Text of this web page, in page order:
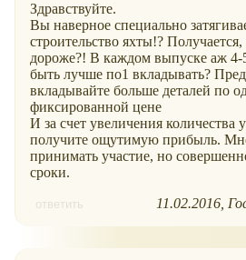
Здравствуйте.
Вы наверное специально
строительство яхты!?
дороже?! В каждом выпуске аж 4-
быть лучше по1 вкладывать?
вкладывайте больше деталей по
фиксированной цене
И за счет увеличения количества
получите ощутимую прибыль.
принимать участие, но
сроки.
ответить 11.02.2016